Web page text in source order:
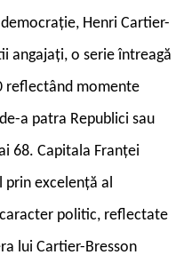
Henri Cartier-
angajați, o serie întreagă
reflectând momente
a patra Republici sau
68. Capitala Franței
excelență al
politic, reflectate
lui Cartier-Bresson